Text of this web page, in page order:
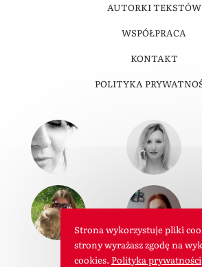
AUTORKI TEKSTÓW
WSPÓŁPRACA
KONTAKT
POLITYKA
Strona wykorzystuje pliki
strony wyrażasz zgodę na
cookies. Polityka prywatności